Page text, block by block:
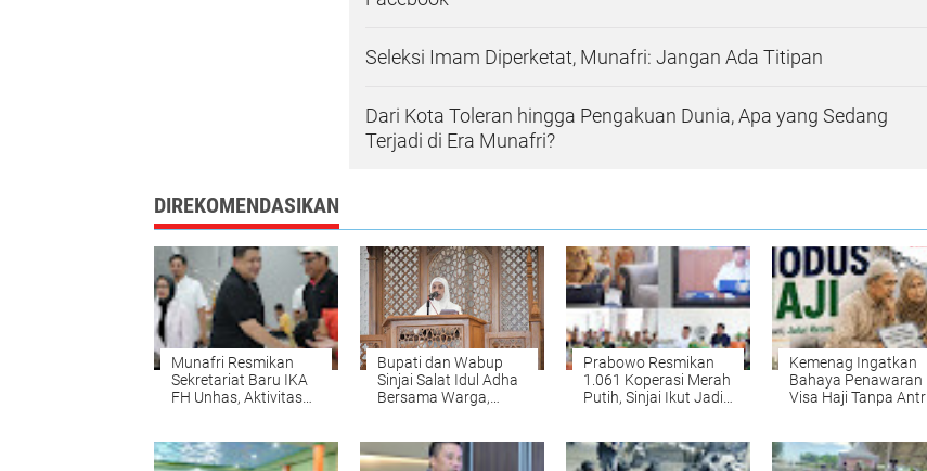
Seleksi Imam Diperketat, Munafri: Jangan Ada Titipan
Dari Kota Toleran hingga Pengakuan Dunia, Apa yang Sedang
Terjadi di Era Munafri?
DIREKOMENDASIKAN
Munafri Resmikan
Sekretariat Baru IKA
FH Unhas, Aktivitas
Bupati dan Wabup
Sinjai Salat Idul Adha
Bersama Warga,
Prabowo Resmikan
1.061 Koperasi Merah
Putih, Sinjai Ikut Jadi
Kemenag Ingatkan
Bahaya Penawaran
Visa Haji Tanpa Antre